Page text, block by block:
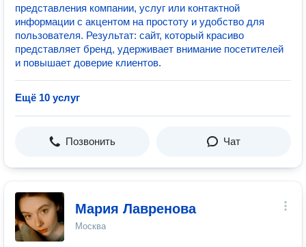
представления компании, услуг или контактной
информации с акцентом на простоту и удобство для
пользователя. Результат: сайт, который красиво
представляет бренд, удерживает внимание посетителей
и повышает доверие клиентов.
Ещё 10 услуг
Позвонить Чат
Мария Лавренова
Москва